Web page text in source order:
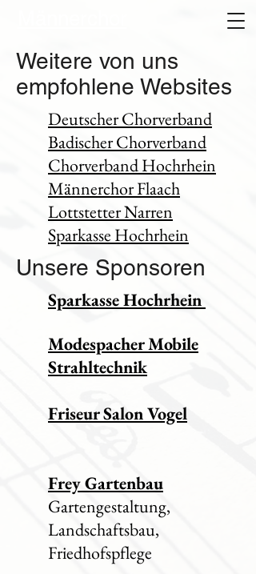
Weitere von uns
empfohlene Websites
Deutscher Chorverband
Badischer Chorverband
ChorverbandHochrhein
Männerchor Flaach
Lottstetter Narren
Sparkasse Hochrhein
Unsere Sponsoren
Sparkasse Hochrhein
Modespacher Mobile
Strahltechnik
Friseur Salon Vogel
Frey Gartenbau
Gartengestaltung,
Landschaftsbau,
Friedhofspflege